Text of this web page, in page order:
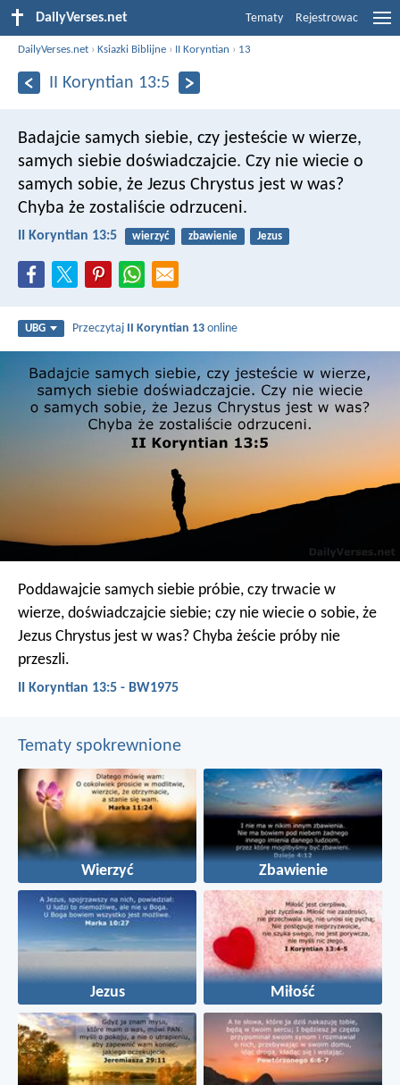
DailyVerses.net Tematy Rejestrowac
DailyVerses.net ›Ksiazki Biblijne › II Koryntian › 13
II Koryntian 13:5
Badajcie samych siebie, czy jesteście w wierze,
samych siebie doświadczajcie. Czy nie wiecie o
samych sobie, że Jezus Chrystus jest w was?
Chyba że zostaliście odrzuceni.
II Koryntian 13:5 wierzyć zbawienie Jezus
UBG Przeczytaj II Koryntian 13 online
Poddawajcie samych siebie próbie, czy trwacie w
wierze, doświadczajcie siebie; czy nie wiecie o sobie, że
Jezus Chrystus jest w was? Chyba żeście próby nie
przeszli.
II Koryntian 13:5 - BW1975
Tematy spokrewnione
Wierzyć Zbawienie
Jezus Miłość